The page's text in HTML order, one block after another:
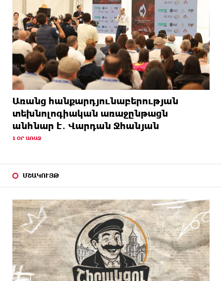
Առանց հանքարդյունաբերության
տեխնոլոգիական առաջընթացն
անհնար է․ Վարդան Ջհանյան
1 ՕՐ ԱՌԱՋ
ՄՇԱԿՈՒՅԹ